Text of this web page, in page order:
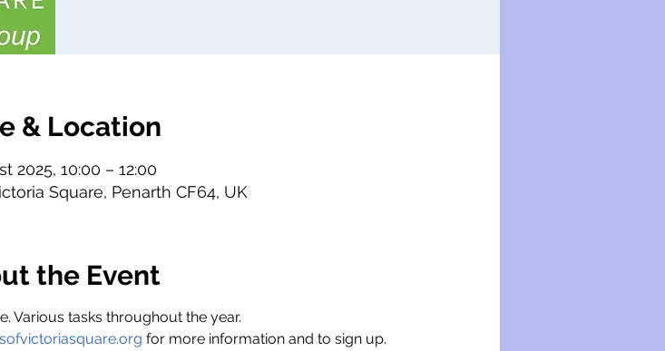
& Location
2025, 10:00 – 12:00
Square, Penarth CF64, UK
the Event
Various tasks throughout the year.
for more information and to sign up.